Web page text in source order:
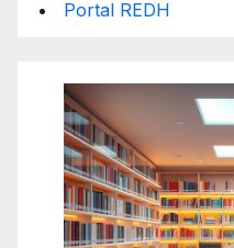
Portal REDH